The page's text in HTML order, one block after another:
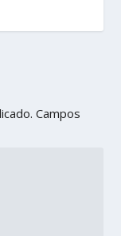
Campos